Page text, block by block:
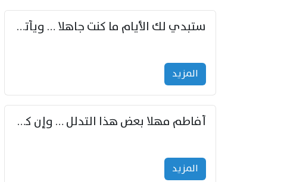
ستبدي لك الأيام ما كنت جاهلا … ويأتيك بالأخبار من لم تزوّد
المزید
أفاطم مهلا بعض هذا التدلل … وإن كنت قد أزمعت صرمي فأجملي
المزید